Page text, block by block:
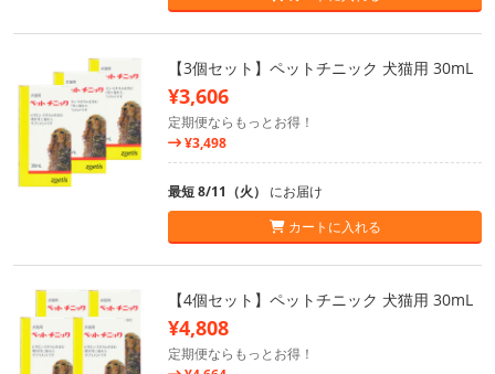
【3個セット】ペットチニック 犬猫用 30mL
¥3,606
定期便ならもっとお得！
¥3,498
最短 8/11（火） にお届け
カートに入れる
【4個セット】ペットチニック 犬猫用 30mL
¥4,808
定期便ならもっとお得！